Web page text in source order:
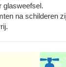
glasweefsel.
na schilderen